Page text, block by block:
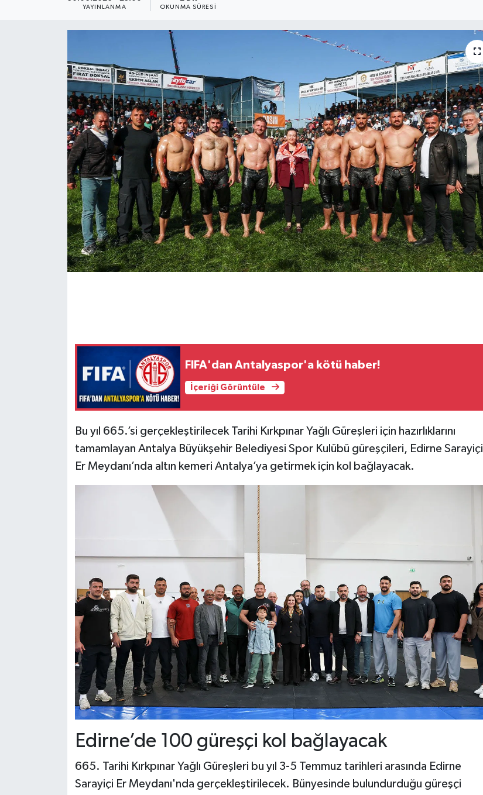
YAYINLANMA OKUNMA SÜRESI
FIFA'dan Antalyaspor'a kötü haber!
İçeriği Görüntüle
Bu yıl 665.’si gerçekleştirilecek Tarihi Kırkpınar Yağlı Güreşleri için hazırlıklarını
tamamlayan Antalya Büyükşehir Belediyesi Spor Kulübü güreşçileri, Edirne Sarayiçi
Er Meydanı’nda altın kemeri Antalya’ya getirmek için kol bağlayacak.
Edirne’de 100 güreşçi kol bağlayacak
665. Tarihi Kırkpınar Yağlı Güreşleri bu yıl 3-5 Temmuz tarihleri arasında Edirne
Sarayiçi Er Meydanı'nda gerçekleştirilecek. Bünyesinde bulundurduğu güreşçi